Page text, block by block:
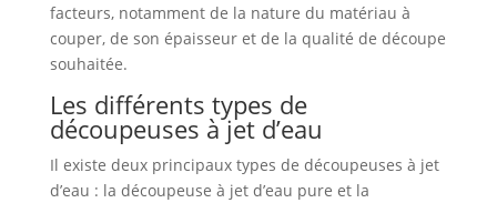
facteurs, notamment de la nature du matériau à
couper, de son épaisseur et de la qualité de découpe
souhaitée.
Les différents types de
découpeuses à jet d’eau
Il existe deux principaux types de découpeuses à jet
d’eau : la découpeuse à jet d’eau pure et la